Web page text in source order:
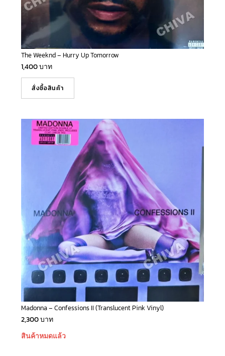
The Weeknd – Hurry Up Tomorrow
1,400บาท
สั่งซื้อสินค้า
Madonna – Confessions II (Translucent Pink Vinyl)
2,300บาท
สินค้าหมดแล้ว